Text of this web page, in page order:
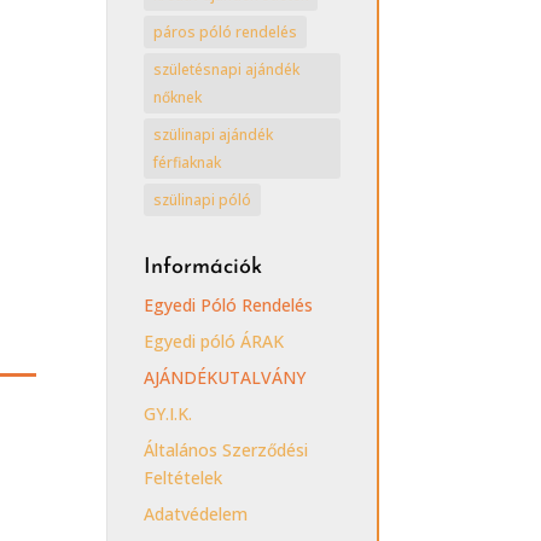
páros póló rendelés
születésnapi ajándék
nőknek
szülinapi ajándék
férfiaknak
szülinapi póló
Információk
Egyedi Póló Rendelés
Egyedi póló ÁRAK
AJÁNDÉKUTALVÁNY
GY.I.K.
Általános Szerződési
Feltételek
Adatvédelem